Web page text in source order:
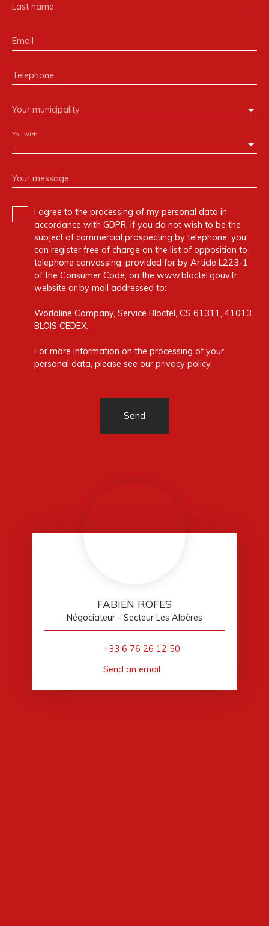
Last name
Email
Telephone
Your municipality
-
You wish
Your message
I agree to the processing of my personal data in
accordance with GDPR. If you do not wish to be the
subject of commercial prospecting by telephone, you
can register free of charge on the list of opposition to
telephone canvassing, provided for by Article L223-1
of the Consumer Code, on the www.bloctel.gouv.fr
website or by mail addressed to:
Worldline Company, Service Bloctel, CS 61311, 41013
BLOIS CEDEX.
For more information on the processing of your
personal data, please see our privacy policy.
Send
FABIEN ROFES
Négociateur - Secteur Les Albères
+33 6 76 26 12 50
Send an email